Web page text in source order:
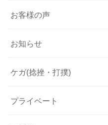
お客様の声
お知らせ
ケガ(捻挫・打撲)
プライベート